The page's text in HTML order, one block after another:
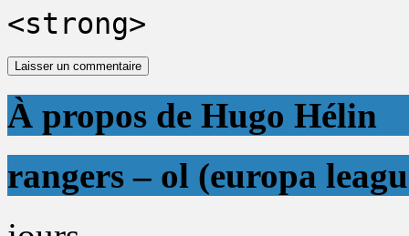
<strong>
À propos de Hugo Hélin
rangers – ol (europa